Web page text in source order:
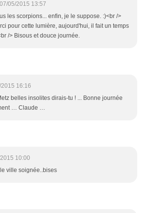
07/05/2015 13:57
les scorpions... enfin, je le suppose. :)<br />
pour cette lumière, aujourd'hui, il fait un temps
/> Bisous et douce journée.
16:16
belles insolites dirais-tu ! ... Bonne journée
… Claude …
10:00
ville soignée..bises